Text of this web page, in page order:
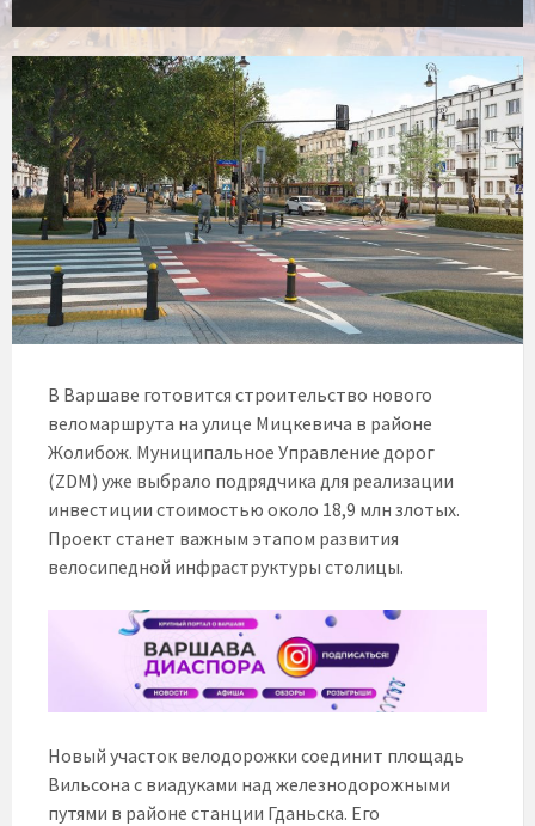
В Варшаве готовится строительство нового
веломаршрута на улице Мицкевича в районе
Жолибож. Муниципальное Управление дорог
(ZDM) уже выбрало подрядчика для реализации
инвестиции стоимостью около 18,9 млн злотых.
Проект станет важным этапом развития
велосипедной инфраструктуры столицы.
Новый участок велодорожки соединит площадь
Вильсона с виадуками над железнодорожными
путями в районе станции Гданьска. Его